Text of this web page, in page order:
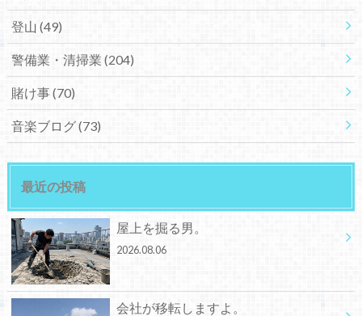
登山 (49)
警備業・清掃業 (204)
賭け事(70)
音楽ブログ(73)
最近の投稿
屋上を掘る男。
2026.08.06
会社が移転しますよ。